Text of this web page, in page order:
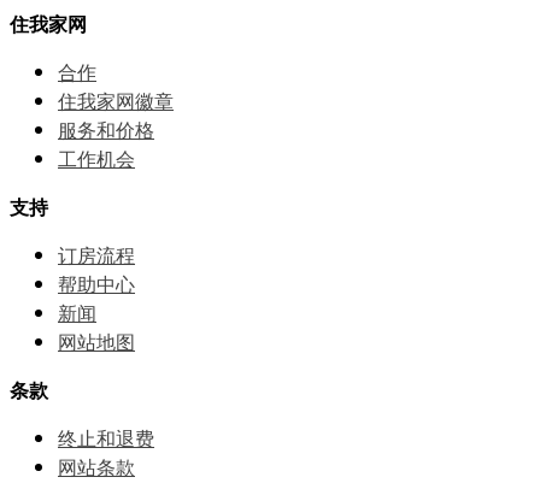
住我家网
合作
住我家网徽章
服务和价格
⼯作机会
支持
订房流程
帮助中⼼
新闻
网站地图
条款
终止和退费
网站条款